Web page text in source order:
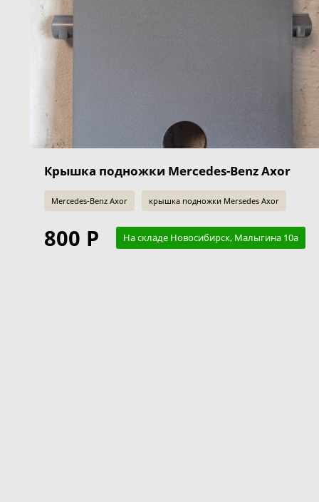
Крышка подножки Mercedes-Benz Axor
Mercedes-Benz Axor крышка подножки Mersedes Axor
800 Р На складе Новосибирск, Малыгина 10а